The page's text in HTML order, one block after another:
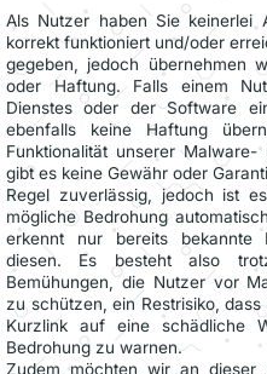
Als Nutzer haben Sie keinerlei
korrekt funktioniert und/oder
gegeben, jedoch übernehmen
oder Haftung. Falls einem
Dienstes oder der Software
ebenfalls keine Haftung
Funktionalität unserer Malware-
gibt es keine Gewähr oder
Regel zuverlässig, jedoch ist
mögliche Bedrohung
erkennt nur bereits bekannte
diesen. Es besteht also
Bemühungen, die Nutzer vor
zu schützen, ein Restrisiko,
Kurzlink auf eine schädliche
Bedrohung zu warnen.
Zudem möchten wir an dieser